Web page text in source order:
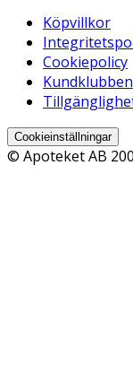
Köpvillkor
Cookiepolicy
Cookieinställningar
© Apoteket AB